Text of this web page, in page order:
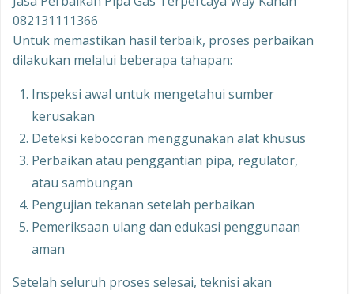
082131111366
Untuk memastikan hasil terbaik, proses perbaikan
dilakukan melalui beberapa tahapan:
Inspeksi awal untuk mengetahui sumber
kerusakan
Deteksi kebocoran menggunakan alat khusus
Perbaikan atau penggantian pipa, regulator,
atau sambungan
Pengujian tekanan setelah perbaikan
Pemeriksaan ulang dan edukasi penggunaan
aman
Setelah seluruh proses selesai, teknisi akan